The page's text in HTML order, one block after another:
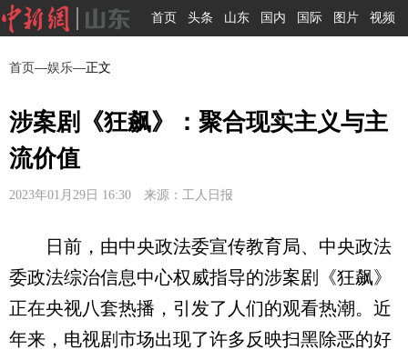
首页 头条 山东 国内 国际 图片 视频
首页—娱乐—正文
涉案剧《狂飙》：聚合现实主义与主
流价值
2023年01月29日 16:30 来源：工人日报
日前，由中央政法委宣传教育局、中央政法
委政法综治信息中心权威指导的涉案剧《狂飙》
正在央视八套热播，引发了人们的观看热潮。近
年来，电视剧市场出现了许多反映扫黑除恶的好